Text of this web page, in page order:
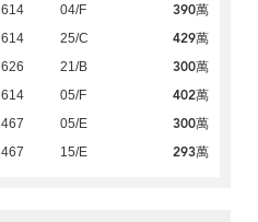
614 04/F 390萬
614 25/C 429萬
626 21/B 300萬
614 05/F 402萬
467 05/E 300萬
467 15/E 293萬